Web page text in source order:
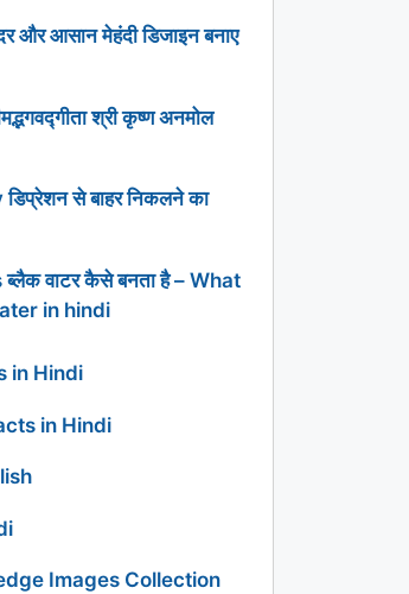
और आसान मेहंदी डिजाइन बनाए
श्री कृष्ण अनमोल
से बाहर निकलने का
वाटर कैसे बनता है – What
in hindi
in Hindi
in Hindi
Images Collection